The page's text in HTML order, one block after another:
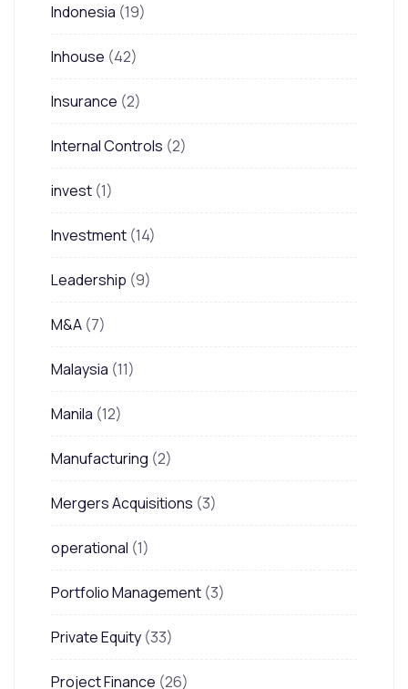
Indonesia (19)
Inhouse (42)
Insurance (2)
Internal Controls (2)
invest (1)
Investment (14)
Leadership (9)
M&A (7)
Malaysia (11)
Manila (12)
Manufacturing (2)
Mergers Acquisitions (3)
operational (1)
Portfolio Management (3)
Private Equity (33)
Project Finance (26)